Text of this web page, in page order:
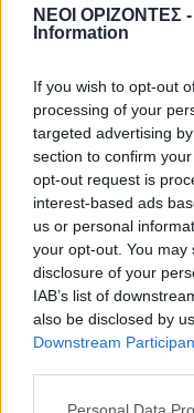
ΝΕΟΙ ΟΡΙΖΟΝΤΕΣ -
Information
If you wish to opt-out
processing of your
targeted advertising
section to confirm
opt-out request is
interest-based ads
us or personal
your opt-out. You
disclosure of your
IAB’s list of
also be disclosed by
Downstream
Personal Data
9
όλες
9
Δημοφιλή